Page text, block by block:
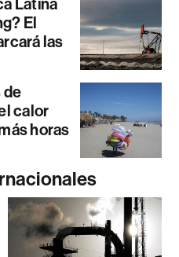
Latina
El
las
de
calor
horas